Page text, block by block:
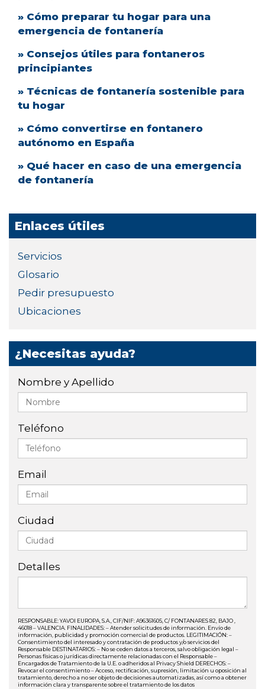
» Cómo preparar tu hogar para una
emergencia de fontanería
» Consejos útiles para fontaneros
principiantes
» Técnicas de fontanería sostenible para
tu hogar
» Cómo convertirse en fontanero
autónomo en España
» Qué hacer en caso de una emergencia
de fontanería
Enlaces útiles
Servicios
Glosario
Pedir presupuesto
Ubicaciones
¿Necesitas ayuda?
Nombre y Apellido
Teléfono
Email
Ciudad
Detalles
RESPONSABLE: YAVOI EUROPA, S.A., CIF/NIF: A96361605, C/ FONTANARES 82, BAJO ,
46018 – VALENCIA. FINALIDADES: – Atender solicitudes de información. Envío de
información, publicidad y promoción comercial de productos. LEGITIMACIÓN: –
Consentimiento del interesado y contratación de productos y/o servicios del
Responsable DESTINATARIOS: – No se ceden datos a terceros, salvo obligación legal –
Personas físicas o jurídicas directamente relacionadas con el Responsable –
Encargados de Tratamiento de la U.E. o adheridos al Privacy Shield DERECHOS: –
Revocar el consentimiento – Acceso, rectificación, supresión, limitación u oposición al
tratamiento, derecho a no ser objeto de decisiones automatizadas, así como a obtener
información clara y transparente sobre el tratamiento de los datos